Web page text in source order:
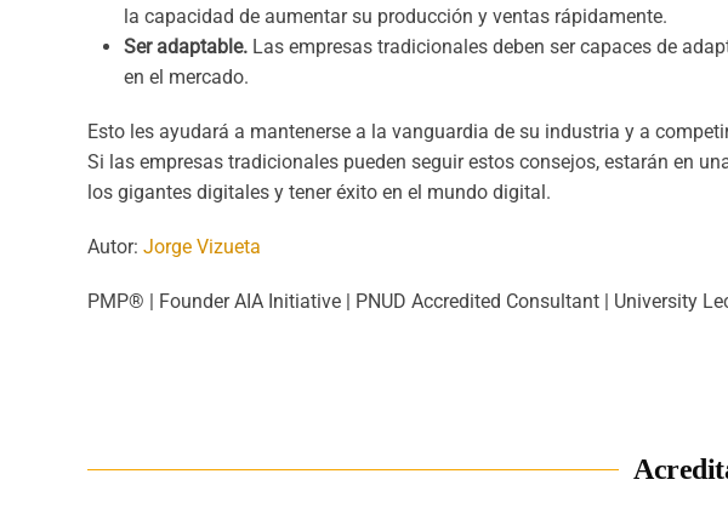
la capacidad de aumentar su producción y ventas rápidamente.
Ser adaptable. Las empresas tradicionales deben ser capaces de
en el mercado.
Esto les ayudará a mantenerse a la vanguardia de su industria y a
Si las empresas tradicionales pueden seguir estos consejos, estarán en
los gigantes digitales y tener éxito en el mundo digital.
Autor: Jorge Vizueta
PMP® | Founder AIA Initiative | PNUD Accredited Consultant | University